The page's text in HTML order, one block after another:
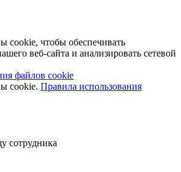
cookie, чтобы обеспечивать
веб-сайта и анализировать сетевой
файлов cookie
cookie. Правила использования
сотрудника